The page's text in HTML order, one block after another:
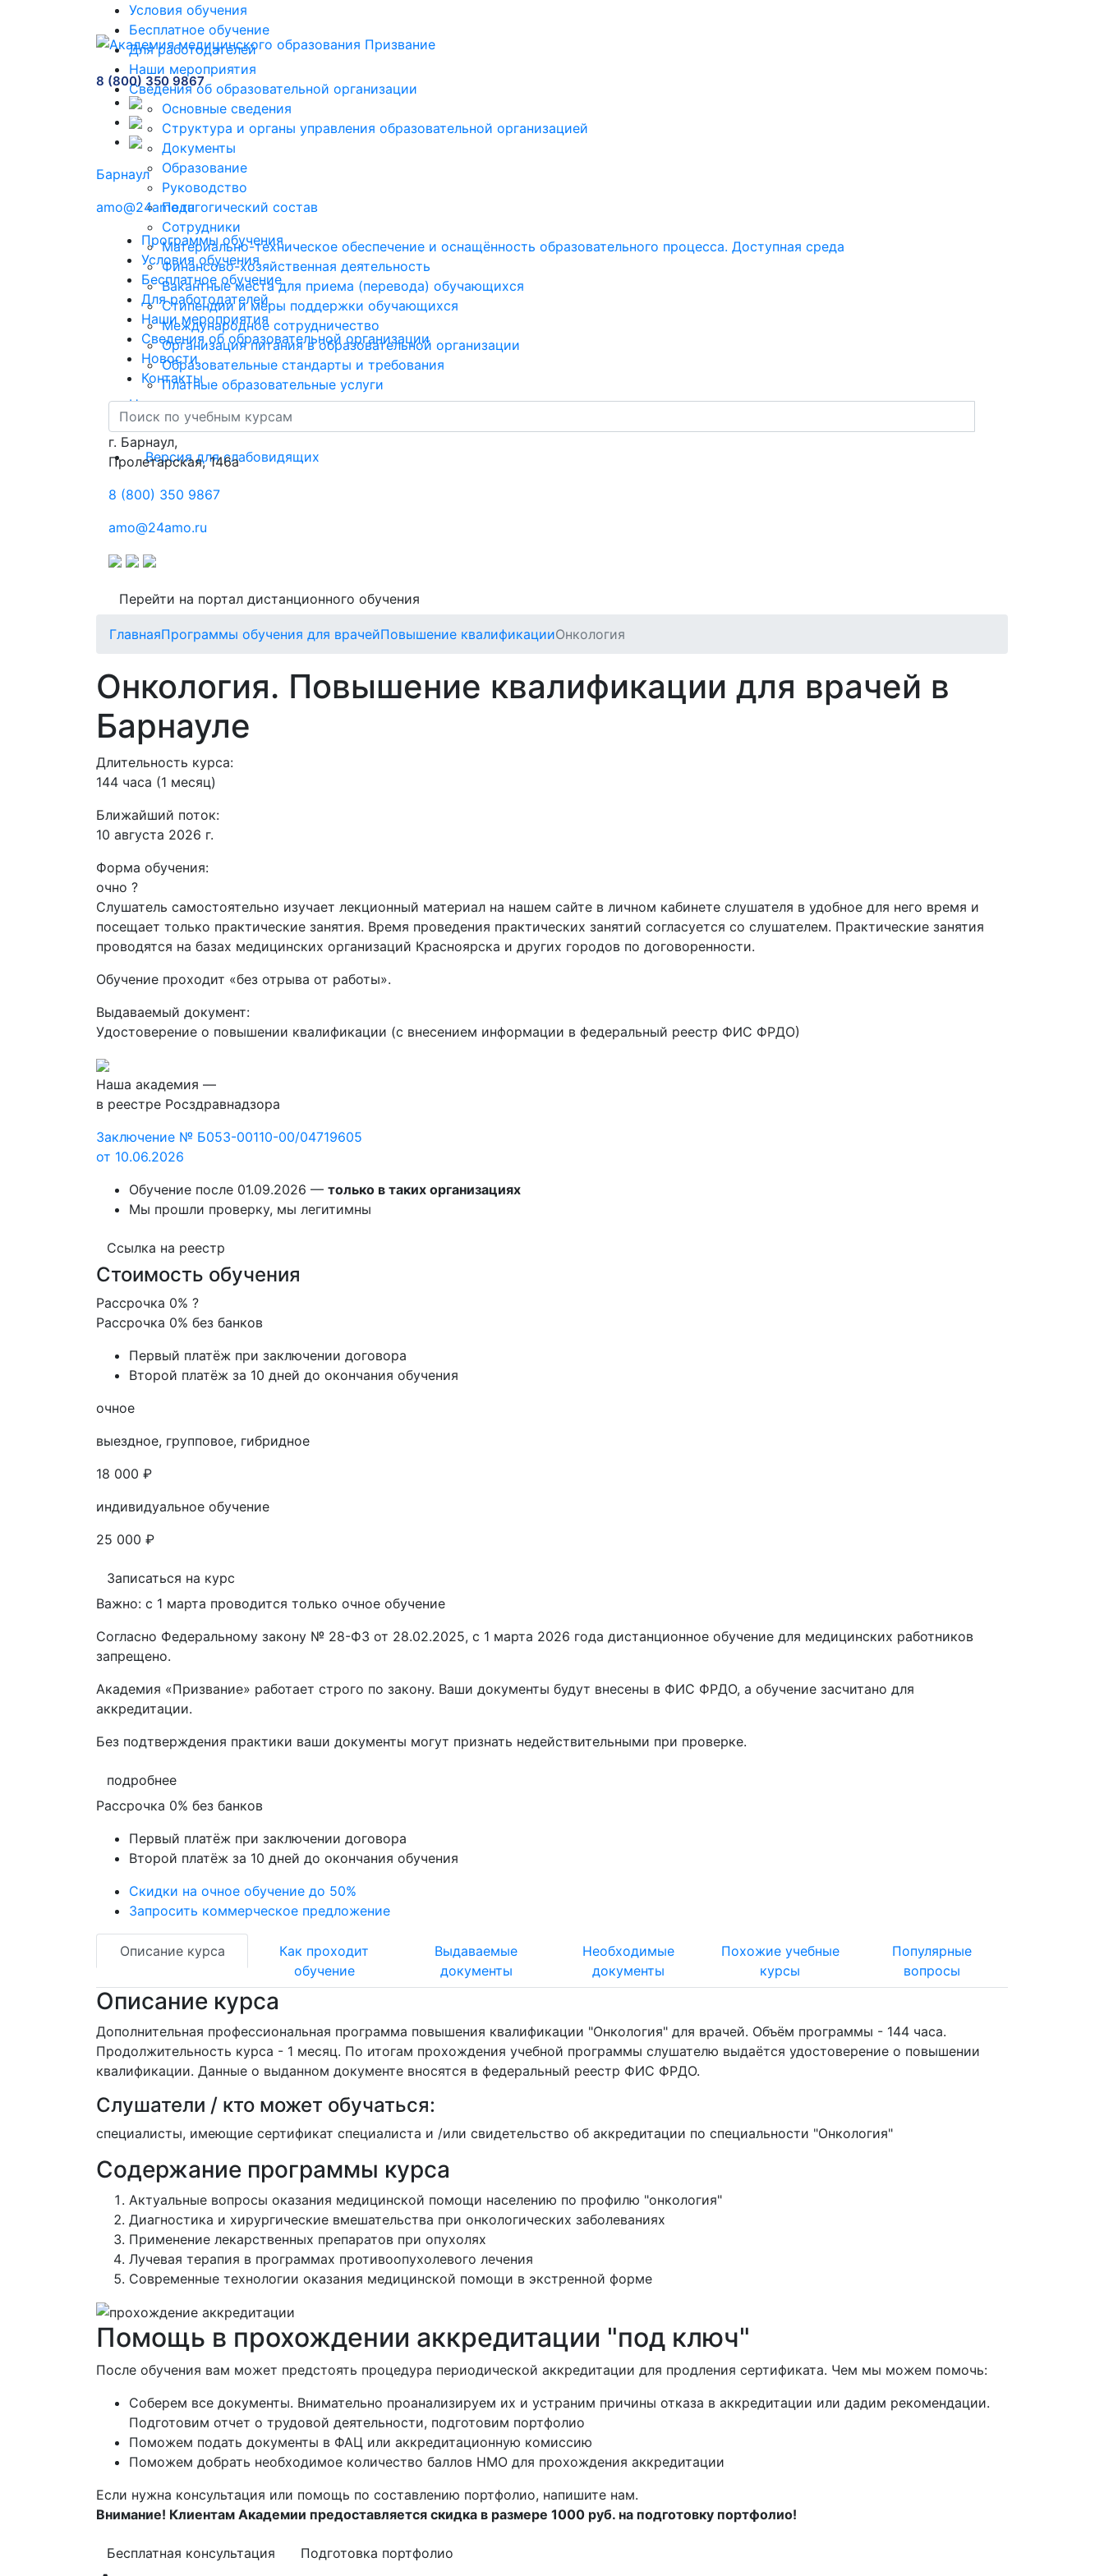
Условия обучения
Бесплатное обучение
Для работодателей
Наши мероприятия
Сведения об образовательной организации
Основные сведения
Структура и органы управления образовательной организацией
Документы
Образование
Руководство
Педагогический состав
Сотрудники
Материально-техническое обеспечение и оснащённость образовательного процесса. Доступная среда
Финансово-хозяйственная деятельность
Вакантные места для приема (перевода) обучающихся
Стипендии и меры поддержки обучающихся
Международное сотрудничество
Организация питания в образовательной организации
Образовательные стандарты и требования
Платные образовательные услуги
Новости
Контакты
Версия для слабовидящих
8 (800) 350 9867
Барнаул
amo@24amo.ru
Программы обучения
Условия обучения
Бесплатное обучение
Для работодателей
Наши мероприятия
Сведения об образовательной организации
Новости
Контакты
г. Барнаул,
​Пролетарская, 146а
8 (800) 350 9867
amo@24amo.ru
Перейти на портал дистанционного обучения
ГлавнаяПрограммы обучения для врачейПовышение квалификацииОнкология
Онкология. Повышение квалификации для врачей в
Барнауле
Длительность курса:
144 часа (1 месяц)
Ближайший поток:
10 августа 2026 г.
Форма обучения:
очно ?
Слушатель самостоятельно изучает лекционный материал на нашем сайте в личном кабинете слушателя в удобное для него время и
посещает только практические занятия. Время проведения практических занятий согласуется со слушателем. Практические занятия
проводятся на базах медицинских организаций Красноярска и других городов по договоренности.
Обучение проходит «без отрыва от работы».
Выдаваемый документ:
Удостоверение о повышении квалификации (с внесением информации в федеральный реестр ФИС ФРДО)
Наша академия —
в реестре Росздравнадзора
Заключение № Б053-00110-00/04719605
от 10.06.2026
Обучение после 01.09.2026 — только в таких организациях
Мы прошли проверку, мы легитимны
Ссылка на реестр
Стоимость обучения
Рассрочка 0% ?
Рассрочка 0% без банков
Первый платёж при заключении договора
Второй платёж за 10 дней до окончания обучения
очное
выездное, групповое, гибридное
18 000 ₽
индивидуальное обучение
25 000 ₽
Записаться на курс
Важно: с 1 марта проводится только очное обучение
Согласно Федеральному закону № 28-ФЗ от 28.02.2025, с 1 марта 2026 года дистанционное обучение для медицинских работников
запрещено.
Академия «Призвание» работает строго по закону. Ваши документы будут внесены в ФИС ФРДО, а обучение засчитано для
аккредитации.
Без подтверждения практики ваши документы могут признать недействительными при проверке.
подробнее
Рассрочка 0% без банков
Первый платёж при заключении договора
Второй платёж за 10 дней до окончания обучения
Скидки на очное обучение до 50%
Запросить коммерческое предложение
Описание курса
Как проходит
обучение
Выдаваемые
документы
Необходимые
документы
Похожие учебные
курсы
Популярные
вопросы
Описание курса
Дополнительная профессиональная программа повышения квалификации "Онкология" для врачей. Объём программы - 144 часа.
Продолжительность курса - 1 месяц. По итогам прохождения учебной программы слушателю выдаётся удостоверение о повышении
квалификации. Данные о выданном документе вносятся в федеральный реестр ФИС ФРДО.
Слушатели / кто может обучаться:
специалисты, имеющие сертификат специалиста и /или свидетельство об аккредитации по специальности "Онкология"
Содержание программы курса
Актуальные вопросы оказания медицинской помощи населению по профилю "онкология"
Диагностика и хирургические вмешательства при онкологических заболеваниях
Применение лекарственных препаратов при опухолях
Лучевая терапия в программах противоопухолевого лечения
Современные технологии оказания медицинской помощи в экстренной форме
Помощь в прохождении аккредитации "под ключ"
После обучения вам может предстоять процедура периодической аккредитации для продления сертификата. Чем мы можем помочь:
Соберем все документы. Внимательно проанализируем их и устраним причины отказа в аккредитации или дадим рекомендации.
Подготовим отчет о трудовой деятельности, подготовим портфолио
Поможем подать документы в ФАЦ или аккредитационную комиссию
Поможем добрать необходимое количество баллов НМО для прохождения аккредитации
Если нужна консультация или помощь по составлению портфолио, напишите нам.
Внимание! Клиентам Академии предоставляется скидка в размере 1000 руб. на подготовку портфолио!
Бесплатная консультация Подготовка портфолио